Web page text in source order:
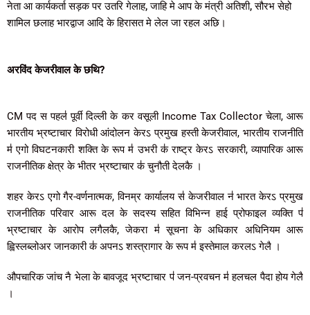
नेता आ कार्यकर्ता सड़क पर उतरि गेलाह, जाहि मे आप के मंत्री अतिशी, सौरभ सेहो
शामिल छलाह भारद्वाज आदि के हिरासत मे लेल जा रहल अछि।
अरविंद केजरीवाल के छथि?
CM पद स पहल॑ पूर्वी दिल्ली के कर वसूली Income Tax Collector चेला, आरू
भारतीय भ्रष्टाचार विरोधी आंदोलन केरऽ प्रमुख हस्ती केजरीवाल, भारतीय राजनीति
म॑ एगो विघटनकारी शक्ति के रूप म॑ उभरी क॑ राष्ट्र केरऽ सरकारी, व्यापारिक आरू
राजनीतिक क्षेत्र के भीतर भ्रष्टाचार क॑ चुनौती देलकै ।
शहर केरऽ एगो गैर-वर्णनात्मक, विनम्र कार्यालय स॑ केजरीवाल न॑ भारत केरऽ प्रमुख
राजनीतिक परिवार आरू दल के सदस्य सहित विभिन्न हाई प्रोफाइल व्यक्ति प॑
भ्रष्टाचार के आरोप लगैलकै, जेकरा म॑ सूचना के अधिकार अधिनियम आरू
ह्विस्लब्लोअर जानकारी क॑ अपनऽ शस्त्रागार के रूप म॑ इस्तेमाल करलऽ गेलै ।
औपचारिक जांच नै भेला के बावजूद भ्रष्टाचार प॑ जन-प्रवचन म॑ हलचल पैदा होय गेलै
।